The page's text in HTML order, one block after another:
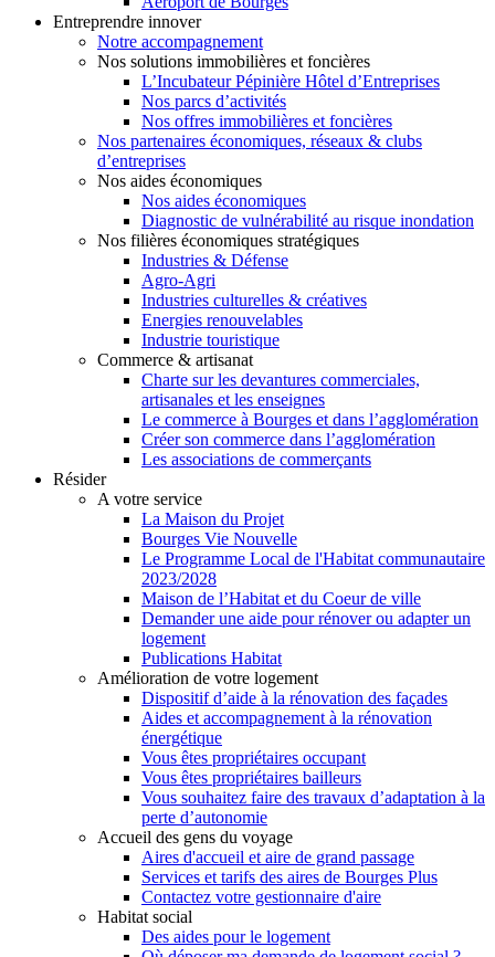
Entreprendre innover
Notre accompagnement
Nos solutions immobilières et foncières
L’Incubateur Pépinière Hôtel d’Entreprises
Nos parcs d’activités
Nos offres immobilières et foncières
Nos partenaires économiques, réseaux & clubs
d’entreprises
Nos aides économiques
Nos aides économiques
Diagnostic de vulnérabilité au risque inondation
Nos filières économiques stratégiques
Industries & Défense
Agro-Agri
Industries culturelles & créatives
Energies renouvelables
Industrie touristique
Commerce & artisanat
Charte sur les devantures commerciales,
artisanales et les enseignes
Le commerce à Bourges et dans l’agglomération
Créer son commerce dans l’agglomération
Les associations de commerçants
Résider
A votre service
La Maison du Projet
Bourges Vie Nouvelle
Le Programme Local de l'Habitat communautaire
2023/2028
Maison de l’Habitat et du Coeur de ville
Demander une aide pour rénover ou adapter un
logement
Publications Habitat
Amélioration de votre logement
Dispositif d’aide à la rénovation des façades
Aides et accompagnement à la rénovation
énergétique
Vous êtes propriétaires occupant
Vous êtes propriétaires bailleurs
Vous souhaitez faire des travaux d’adaptation à la
perte d’autonomie
Accueil des gens du voyage
Aires d'accueil et aire de grand passage
Services et tarifs des aires de Bourges Plus
Contactez votre gestionnaire d'aire
Habitat social
Des aides pour le logement